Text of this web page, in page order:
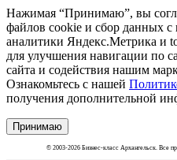
Нажимая “Принимаю”, вы
файлов cookie и сбор данных
аналитики Яндекс.Метрика и
для улучшения навигации по
сайта и содействия нашим
Ознакомьтесь с нашей
получения дополнительной
Принимаю
© 2003-2026 Бизнес-класс Архангельск. Все